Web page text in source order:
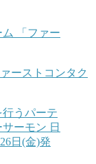
ーストコンタク